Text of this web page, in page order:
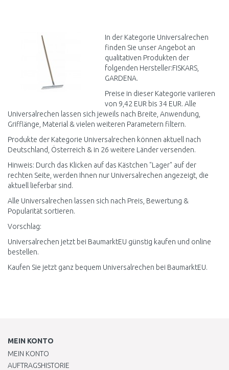
Vergleichen
In der Kategorie Universalrechen
finden Sie unser Angebot an
qualitativen Produkten der
folgenden Hersteller:FISKARS,
GARDENA.
Preise in dieser Kategorie variieren
von 9,42 EUR bis 34 EUR. Alle
Universalrechen lassen sich jeweils nach Breite, Anwendung,
Grifflänge, Material & vielen weiteren Parametern filtern.
Produkte der Kategorie Universalrechen können aktuell nach
Deutschland, Österreich & in 26 weitere Länder versenden.
Hinweis: Durch das Klicken auf das Kästchen "Lager" auf der
rechten Seite, werden Ihnen nur Universalrechen angezeigt, die
aktuell lieferbar sind.
Alle Universalrechen lassen sich nach Preis, Bewertung &
Popularität sortieren.
Vorschlag:
Universalrechen jetzt bei BaumarktEU günstig kaufen und online
bestellen.
Kaufen Sie jetzt ganz bequem Universalrechen bei BaumarktEU.
MEIN KONTO
MEIN KONTO
AUFTRAGSHISTORIE